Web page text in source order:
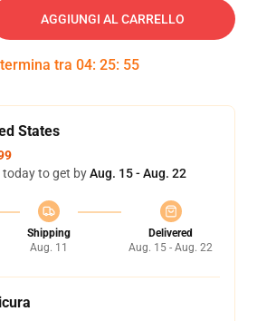
AGGIUNGI AL CARRELLO
tra 04: 25: 54
States
today to get byAug. 15 - Aug. 22
Shipping
Aug. 11
Delivered
Aug. 15 - Aug. 22